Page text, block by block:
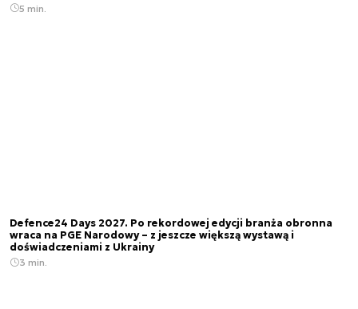
5 min.
Defence24 Days 2027. Po rekordowej edycji branża obronna
wraca na PGE Narodowy – z jeszcze większą wystawą i
doświadczeniami z Ukrainy
3 min.